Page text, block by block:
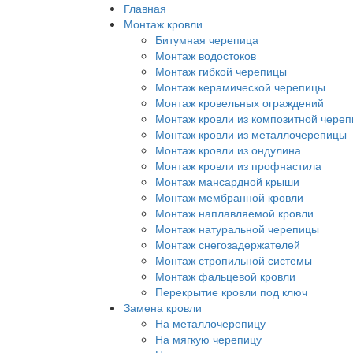
Главная
Монтаж кровли
Битумная черепица
Монтаж водостоков
Монтаж гибкой черепицы
Монтаж керамической черепицы
Монтаж кровельных ограждений
Монтаж кровли из композитной
Монтаж кровли из металлочерепицы
Монтаж кровли из ондулина
Монтаж кровли из профнастила
Монтаж мансардной крыши
Монтаж мембранной кровли
Монтаж наплавляемой кровли
Монтаж натуральной черепицы
Монтаж снегозадержателей
Монтаж стропильной системы
Монтаж фальцевой кровли
Перекрытие кровли под ключ
Замена кровли
На металлочерепицу
На мягкую черепицу